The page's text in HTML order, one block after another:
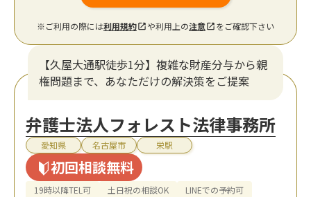
※ご利用の際には利用規約 や利用上の注意 をご確認下さい
【久屋大通駅徒歩1分】複雑な財産分与から親
権問題まで、あなただけの解決策をご提案
弁護士法人フォレスト法律事務所
愛知県 名古屋市 栄駅
初回相談無料
19時以降TEL可 土日祝の相談OK
LINEでの予約可